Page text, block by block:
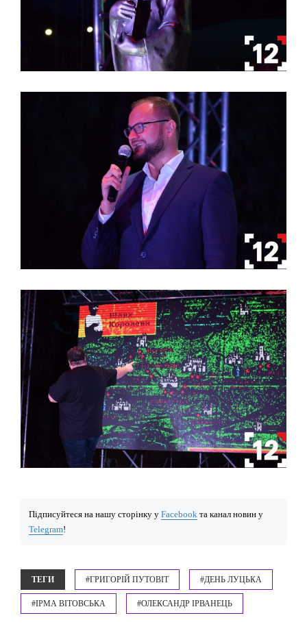
Підписуйтеся на нашу сторінку у Facebook та канал новин у
Telegram!
ТЕГИ #ГРИГОРІЙ ПУТОВІТ #ДЕНЬ ЛУЦЬКА
#ІРМА ВІТОВСЬКА #ОЛЕКСАНДР ІРВАНЕЦЬ